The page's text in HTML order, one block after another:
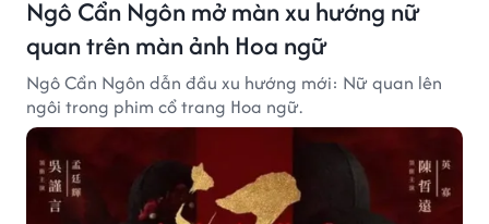
Ngô Cẩn Ngôn mở màn xu hướng nữ
quan trên màn ảnh Hoa ngữ
Ngô Cẩn Ngôn dẫn đầu xu hướng mới: Nữ quan lên
ngôi trong phim cổ trang Hoa ngữ.